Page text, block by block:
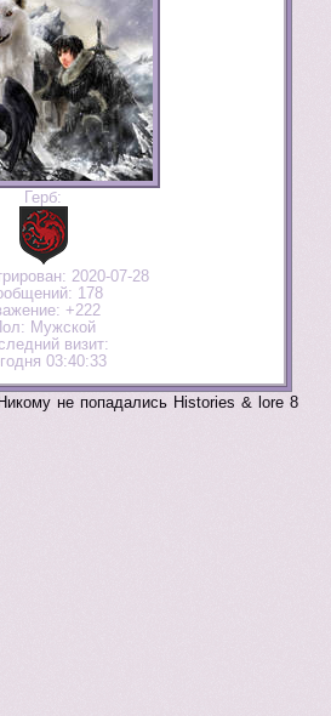
Герб:
: 2020-07-28
178
+222
Мужской
визит:
03:40:33
не попадались Histories & lore 8